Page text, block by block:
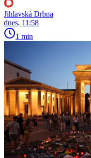
Jihlavská Drbna
dnes, 11:58
1 min